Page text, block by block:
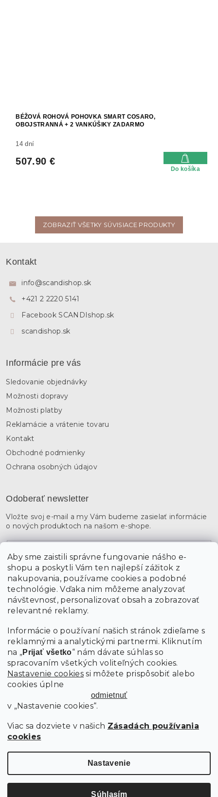
Aby sme zaistili správne fungovanie nášho e-
shopu a poskytli Vám ten najlepší zážitok z
nakupovania, používame cookies a podobné
technológie. Vďaka nim môžeme analyzovať
návštevnosť, personalizovať obsah a zobrazovať
relevantné reklamy.
Informácie o používaní našich stránok zdieľame s
reklamnými a analytickými partnermi. Kliknutím
na „Prijať všetko“ nám dávate súhlas so
spracovaním všetkých voliteľných cookies.
Nastavenie cookies si môžete prispôsobiť alebo
cookies úplne
odmietnuť
v „Nastavenie cookies“.
Viac sa dozviete v našich Zásadách používania
cookies
Nastavenie
Súhlasím
BÉŽOVÁ ROHOVÁ POHOVKA SMART COSARO,
OBOJSTRANNÁ + 2 VANKÚŠIKY ZADARMO
14 dní
507.90 €
Do košíka
ZOBRAZIŤ VŠETKY SÚVISIACE PRODUKTY
Kontakt
info@scandishop.sk
+421 2 2220 5141
Facebook SCANDIshop.sk
scandishop.sk
Informácie pre vás
Sledovanie objednávky
Možnosti dopravy
Možnosti platby
Reklamácie a vrátenie tovaru
Kontakt
Obchodné podmienky
Ochrana osobných údajov
Odoberať newsletter
Vložte svoj e-mail a my Vám budeme zasielať informácie
o nových produktoch na našom e-shope.
Vložením údajov súhlasíte s podmienkami ochrany
osobných údajov
PRIHLÁSIŤ SA
Vytvoril Shoptet Premium